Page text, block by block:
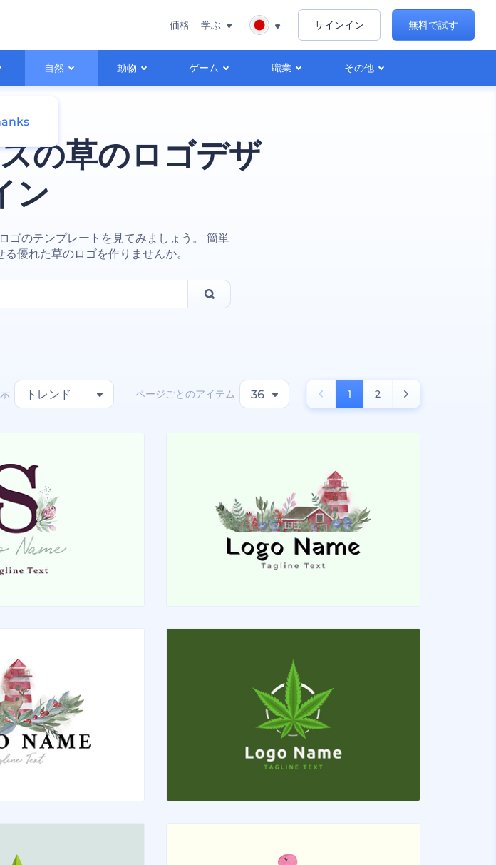
自然 動物 ゲーム 職業 その他
価格 学ぶ サインイン 無料で試す
の草のロゴデザ
ン
ゴのテンプレートを見てみましょう。 簡単
優れた草のロゴを作りませんか。
トレンド ページごとのアイテム 36 1 2